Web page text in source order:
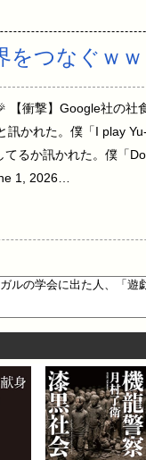
をつなぐｗ
【衝撃】Google社の社
訊かれた。僕「I play
るか訊かれた。僕「
1, 2026…